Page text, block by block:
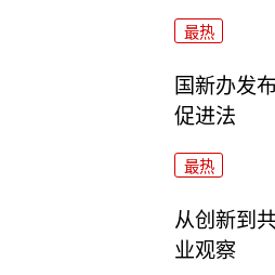
最热
国新办发
促进法
最热
从创新到
业观察